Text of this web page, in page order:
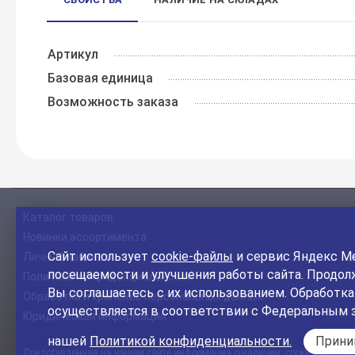
Артикул
Базовая единица
Возможность заказа
Каталог товаров
Новинки ассортимента
Личный кабинет
Политика конфиденциальности
Обработка и хранение персональных данных
Юридическая информация
Сайт использует cookie-файлы и сервис Яндекс
посещаемости и улучшения работы сайта.
Вы соглашаетесь с их использованием.
осуществляется в соответствии с
нашей Политикой конфиденциальности.